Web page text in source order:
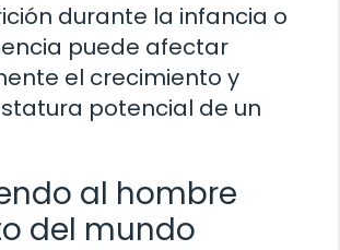
durante la infancia o
puede afectar
el crecimiento y
potencial de un
al hombre
del mundo